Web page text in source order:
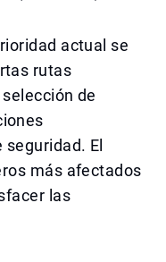
actual se
rutas
de
El
más afectados
las